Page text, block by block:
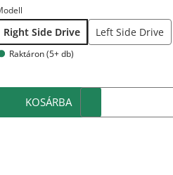
Right Side Drive Left Side Drive
Raktáron (5+ db)
KOSÁRBA